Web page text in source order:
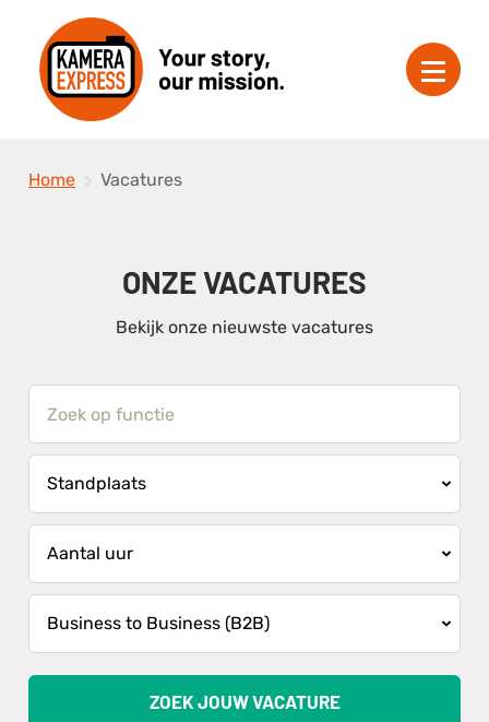
Home Vacatures
ONZE VACATURES
Bekijk onze nieuwste vacatures
ZOEK JOUW VACATURE